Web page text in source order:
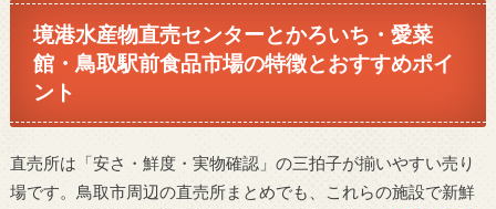
境港水産物直売センターとかろいち・愛菜
館・鳥取駅前食品市場の特徴とおすすめポイ
ント
直売所は「安さ・鮮度・実物確認」の三拍子が揃いやすい売り
場です。鳥取市周辺の直売所まとめでも、これらの施設で新鮮